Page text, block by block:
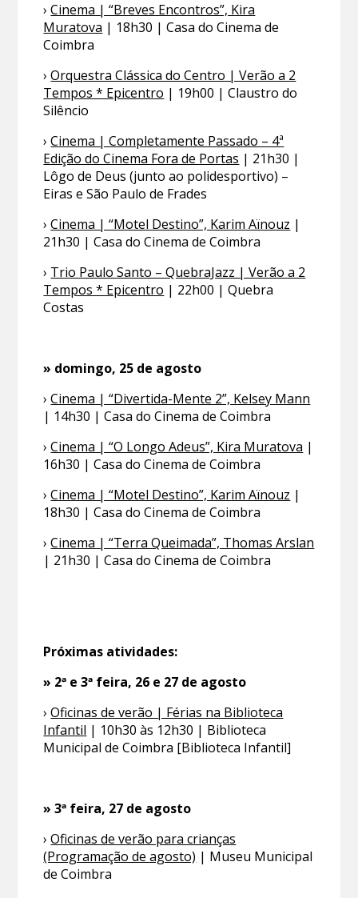
›Cinema | “Breves Encontros”, Kira
Muratova | 18h30 | Casa do Cinema de
Coimbra
›Orquestra Clássica do Centro | Verão a 2
Tempos * Epicentro | 19h00 | Claustro do
Silêncio
›Cinema | Completamente Passado – 4ª
Edição do Cinema Fora de Portas | 21h30 |
Lôgo de Deus (junto ao polidesportivo) –
Eiras e São Paulo de Frades
›Cinema | “Motel Destino”, Karim Aïnouz |
21h30 | Casa do Cinema de Coimbra
› Trio Paulo Santo – QuebraJazz | Verão a 2
Tempos * Epicentro | 22h00 | Quebra
Costas
» domingo, 25 de agosto
›Cinema | “Divertida-Mente 2”, Kelsey Mann
| 14h30 | Casa do Cinema de Coimbra
›Cinema | “O Longo Adeus”, Kira Muratova |
16h30 | Casa do Cinema de Coimbra
›Cinema | “Motel Destino”, Karim Aïnouz |
18h30 | Casa do Cinema de Coimbra
›Cinema | “Terra Queimada”, Thomas Arslan
| 21h30 | Casa do Cinema de Coimbra
Próximas atividades:
» 2ª e 3ª feira, 26 e 27 de agosto
›Oficinas de verão | Férias na Biblioteca
Infantil | 10h30 às 12h30 | Biblioteca
Municipal de Coimbra [Biblioteca Infantil]
» 3ª feira, 27 de agosto
›Oficinas de verão para crianças
(Programação de agosto) | Museu Municipal
de Coimbra